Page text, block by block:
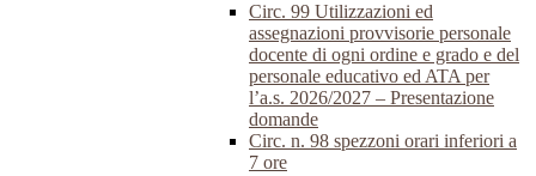
Circ. 99 Utilizzazioni ed
assegnazioni provvisorie personale
docente di ogni ordine e grado e del
personale educativo ed ATA per
l’a.s. 2026/2027 – Presentazione
domande
Circ. n. 98 spezzoni orari inferiori a
7 ore